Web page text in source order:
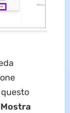
questo
Mostra